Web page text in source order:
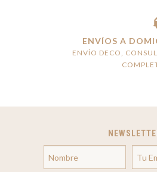
ENVÍOS A
ENVÍO DECO,